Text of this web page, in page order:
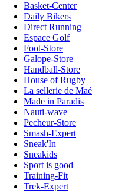
Basket-Center
Daily Bikers
Direct Running
Espace Golf
Foot-Store
Galope-Store
Handball-Store
House of Rugby
La sellerie de Maé
Made in Paradis
Nauti-wave
Pecheur-Store
Smash-Expert
Sneak'In
Sneakids
Sport is good
Training-Fit
Trek-Expert